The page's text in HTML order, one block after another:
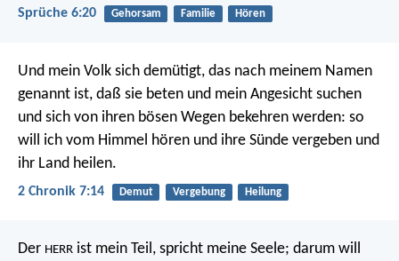
Sprüche 6:20 Gehorsam Familie Hören
Und mein Volk sich demütigt, das nach meinem Namen
genannt ist, daß sie beten und mein Angesicht suchen
und sich von ihren bösen Wegen bekehren werden: so
will ich vom Himmel hören und ihre Sünde vergeben und
ihr Land heilen.
2 Chronik 7:14 Demut Vergebung Heilung
Der HERR ist mein Teil, spricht meine Seele; darum will